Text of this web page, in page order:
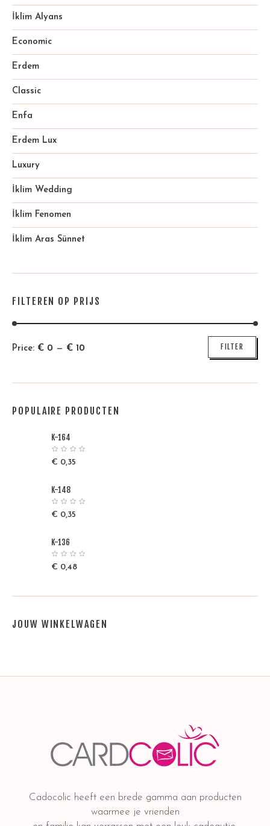
İklim Alyans
Economic
Erdem
Classic
Enfa
Erdem Lux
Luxury
İklim Wedding
İklim Fenomen
İklim Aras Sünnet
FILTEREN OP PRIJS
Min
Max
FILTER
Price: € 0 — € 10
POPULAIRE PRODUCTEN
K-164
€ 0,35
K-148
€ 0,35
K-136
€ 0,48
JOUW WINKELWAGEN
Cadocolic heeft een brede gamma aan producten
waarmee je vrienden